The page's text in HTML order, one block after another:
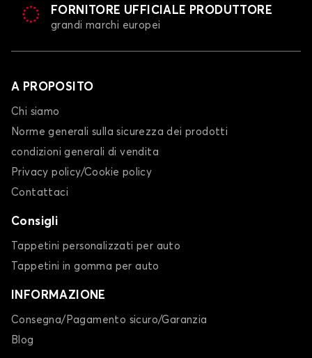
FORNITORE UFFICIALE PRODUTTORE
grandi marchi europei
A PROPOSITO
Chi siamo
Norme generali sulla sicurezza dei prodotti
condizioni generali di vendita
Privacy policy/Cookie policy
Contattaci
Consigli
Tappetini personalizzati per auto
Tappetini in gomma per auto
INFORMAZIONE
Consegna/Pagamento sicuro/Garanzia
Blog